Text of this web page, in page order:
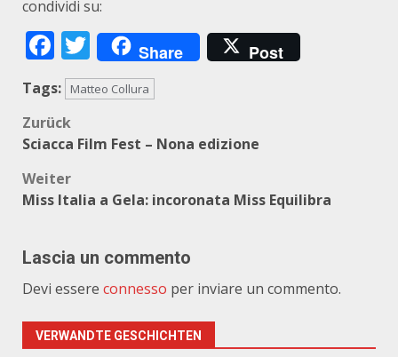
condividi su:
Facebook
Twitter
Share Post
Tags: Matteo Collura
Beitragsnavigation
Zurück
Sciacca Film Fest – Nona edizione
Weiter
Miss Italia a Gela: incoronata Miss Equilibra
Lascia un commento
Devi essere connesso per inviare un commento.
VERWANDTE GESCHICHTEN